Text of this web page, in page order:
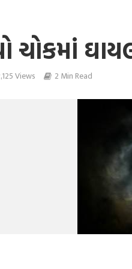
ચોકમાં
Views 2 Min Read